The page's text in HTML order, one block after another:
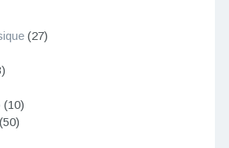
(27)
(10)
(50)